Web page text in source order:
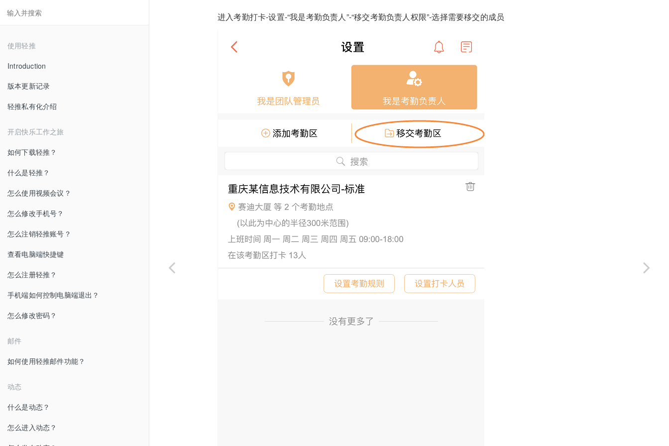
使用轻推
Introduction
版本更新记录
轻推私有化介绍
开启快乐工作之旅
如何下载轻推？
什么是轻推？
怎么使用视频会议？
怎么修改手机号？
怎么注销轻推账号？
查看电脑端快捷键
怎么注册轻推？
手机端如何控制电脑端退出？
怎么修改密码？
邮件
如何使用轻推邮件功能？
动态
什么是动态？
怎么进入动态？
进入考勤打卡-设置-“我是考勤负责人”-“移交考勤负责人权限”-选择需要移交的成员